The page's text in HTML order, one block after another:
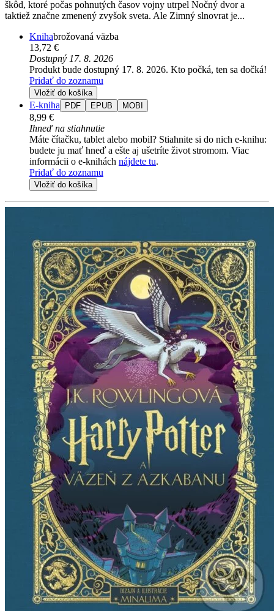
škôd, ktoré počas pohnutých časov vojny utrpel Nočný dvor a
taktiež značne zmenený zvyšok sveta. Ale Zimný slnovrat je...
Knihabrožovaná väzba
13,72 €
Dostupný 17. 8. 2026
Produkt bude dostupný 17. 8. 2026. Kto počká, ten sa dočká!
Pridať do zoznamu
Vložiť do košíka
E-kniha PDF EPUB MOBI
8,99 €
Ihneď na stiahnutie
Máte čítačku, tablet alebo mobil? Stiahnite si do nich e-knihu:
budete ju mať hneď a ešte aj ušetríte život stromom. Viac
informácii o e-knihách nájdete tu.
Pridať do zoznamu
Vložiť do košíka